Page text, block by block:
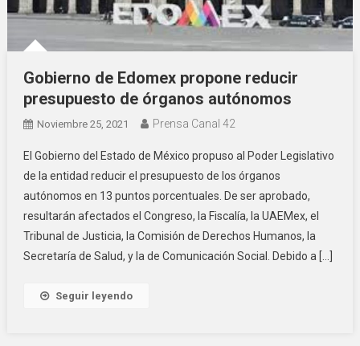
Gobierno de Edomex propone reducir
presupuesto de órganos autónomos
Noviembre 25, 2021 Prensa Canal 42
El Gobierno del Estado de México propuso al Poder Legislativo
de la entidad reducir el presupuesto de los órganos
autónomos en 13 puntos porcentuales. De ser aprobado,
resultarán afectados el Congreso, la Fiscalía, la UAEMex, el
Tribunal de Justicia, la Comisión de Derechos Humanos, la
Secretaría de Salud, y la de Comunicación Social. Debido a […]
Seguir leyendo